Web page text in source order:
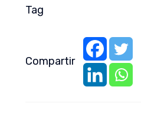
Tag
Compartir